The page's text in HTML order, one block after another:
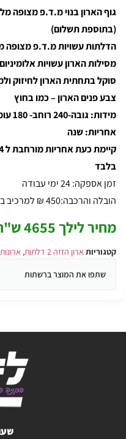
גוף הארון בנוי מ.ד.פ מצופה
(בתוספת תשלום)
הדלתות עשויות מ.ד.פ מצופה
מסילות הארון עשויות אלומיניום
סוקל בתחתית הארון לחיזוק
צבע פנים הארון – כמו בחוץ
מידות: גובה-240 רוחב- 180 עומק- 60
אחריות: שנה
בלבד
זמן אספקה: 24 ימי עבודה
הובלה והרכבה:450 ₪ למרכיב בבית
מחיר לילך 4655 ש"ח
קטגוריות ארון הזזה 2 דלתות ,
שתפו את המוצר ברשתות